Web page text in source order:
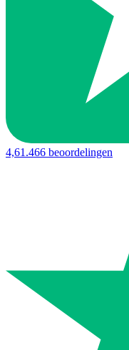
4,61.466 beoordelingen